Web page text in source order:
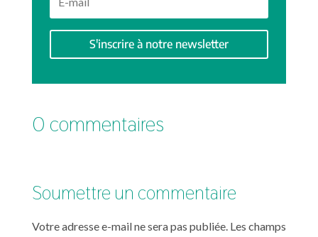
S'inscrire à notre newsletter
0 commentaires
Soumettre un commentaire
Votre adresse e-mail ne sera pas publiée. Les champs